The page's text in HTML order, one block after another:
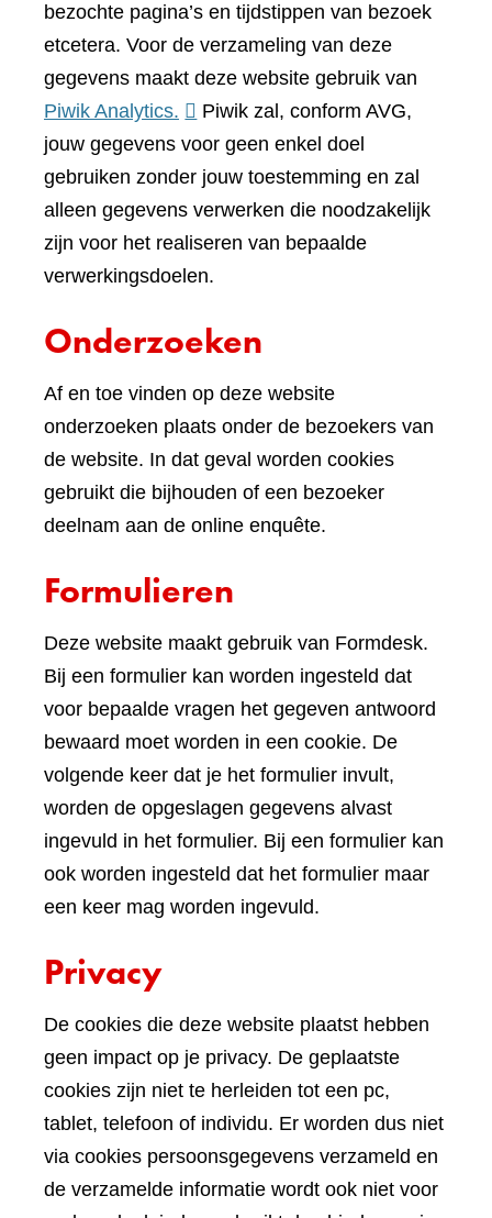
bezochte pagina’s en tijdstippen van bezoek
etcetera. Voor de verzameling van deze
gegevens maakt deze website gebruik van
Piwik Analytics. (verwijst
naar
een
andere
website)
Piwik zal, conform AVG,
jouw gegevens voor geen enkel doel
gebruiken zonder jouw toestemming en zal
alleen gegevens verwerken die noodzakelijk
zijn voor het realiseren van bepaalde
verwerkingsdoelen.
Onderzoeken
Af en toe vinden op deze website
onderzoeken plaats onder de bezoekers van
de website. In dat geval worden cookies
gebruikt die bijhouden of een bezoeker
deelnam aan de online enquête.
Formulieren
Deze website maakt gebruik van Formdesk.
Bij een formulier kan worden ingesteld dat
voor bepaalde vragen het gegeven antwoord
bewaard moet worden in een cookie. De
volgende keer dat je het formulier invult,
worden de opgeslagen gegevens alvast
ingevuld in het formulier. Bij een formulier kan
ook worden ingesteld dat het formulier maar
een keer mag worden ingevuld.
Privacy
De cookies die deze website plaatst hebben
geen impact op je privacy. De geplaatste
cookies zijn niet te herleiden tot een pc,
tablet, telefoon of individu. Er worden dus niet
via cookies persoonsgegevens verzameld en
de verzamelde informatie wordt ook niet voor